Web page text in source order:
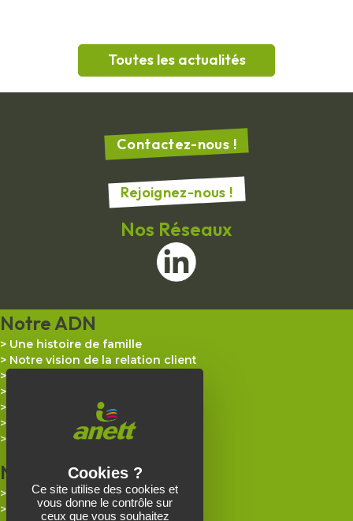
Toutes les actualités
Contactez-nous !
Rejoignez-nous !
Nos Réseaux
Notre ADN
Une histoire de famille
Notre vision de la relation client
Nos certifications
Espace presse
Nos Prestations
Industrie
Artisanat
Ce site utilise des cookies et
vous donne le contrôle sur
ceux que vous souhaitez